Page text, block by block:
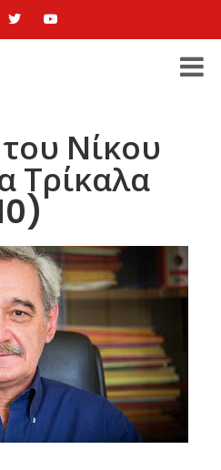
Νίκου
Τρίκαλα